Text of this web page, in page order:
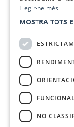
Llegir-ne més
MOSTRA TOTS
NO